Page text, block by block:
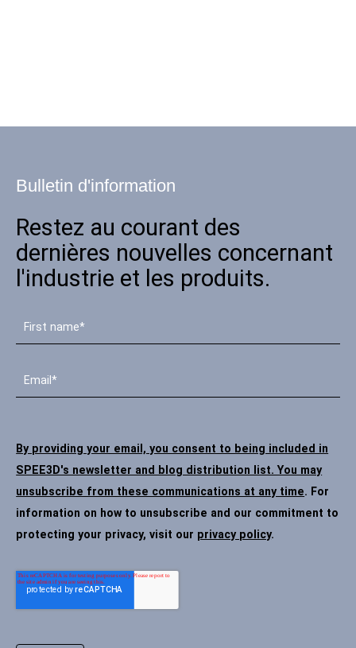
Bulletin d'information
Restez au courant des
dernières nouvelles concernant
l'industrie et les produits.
By providing your email, you consent to being included in
SPEE3D's newsletter and blog distribution list. You may
unsubscribe from these communications at any time. For
information on how to unsubscribe and our commitment to
protecting your privacy, visit our privacy policy.